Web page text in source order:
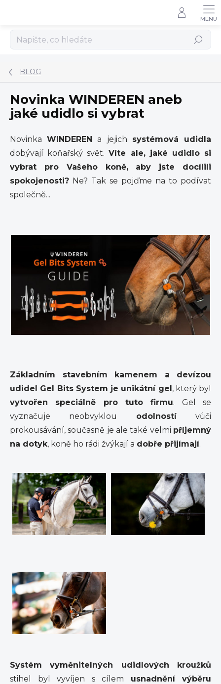
Hledat
BLOG
Novinka WINDEREN aneb
jaké udidlo si vybrat
NovinkaWINDEREN a jejich systémová udidla
dobývají koňařský svět.Víte ale, jaké udidlo si
vybrat pro Vašeho koně, aby jste docílili
spokojenosti? Ne? Tak se pojďme na to podívat
společně...
Základním stavebním kamenem a devízou
udidel Gel Bits System je unikátní gel, který byl
vytvořen speciálně pro tuto firmu. Gel se
vyznačuje neobvyklou odolnostívůči
prokousávání, současně je ale také velmi příjemný
na dotyk, koně ho rádi žvýkají a dobře přijímají.
Systém vyměnitelných udidlových kroužků
stihel byl vyvíjen s cílem usnadnění výběru